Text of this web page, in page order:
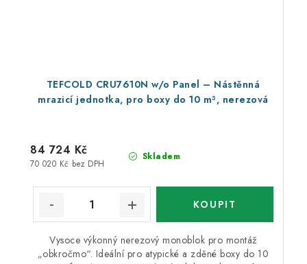
TEFCOLD CRU7610N w/o Panel – Nástěnná
mrazicí jednotka, pro boxy do 10 m³, nerezová
Skladem
70 020 Kč bez DPH
84 724 Kč
Vysoce výkonný nerezový monoblok pro montáž
„obkročmo“. Ideální pro atypické a zděné boxy do 10